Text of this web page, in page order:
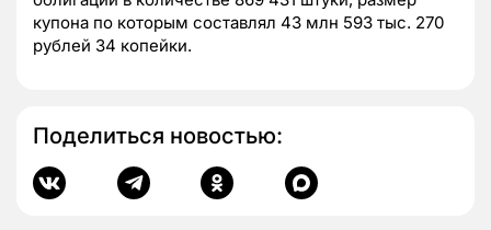
купона по которым составлял 43 млн 593 тыс. 270
рублей 34 копейки.
Поделиться новостью: